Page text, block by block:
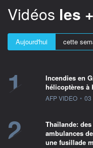
Vidéos les
Aujourd'hui cette
1
Incendies en
hélicoptères à
information
AFP VIDEO • 03
2
Thaïlande:
ambulances
une fusillade